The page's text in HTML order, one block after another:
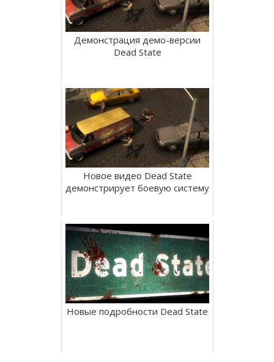
Демонстрация демо-версии
Dead State
Новое видео Dead State
демонстрирует боевую систему
Новые подробности Dead State